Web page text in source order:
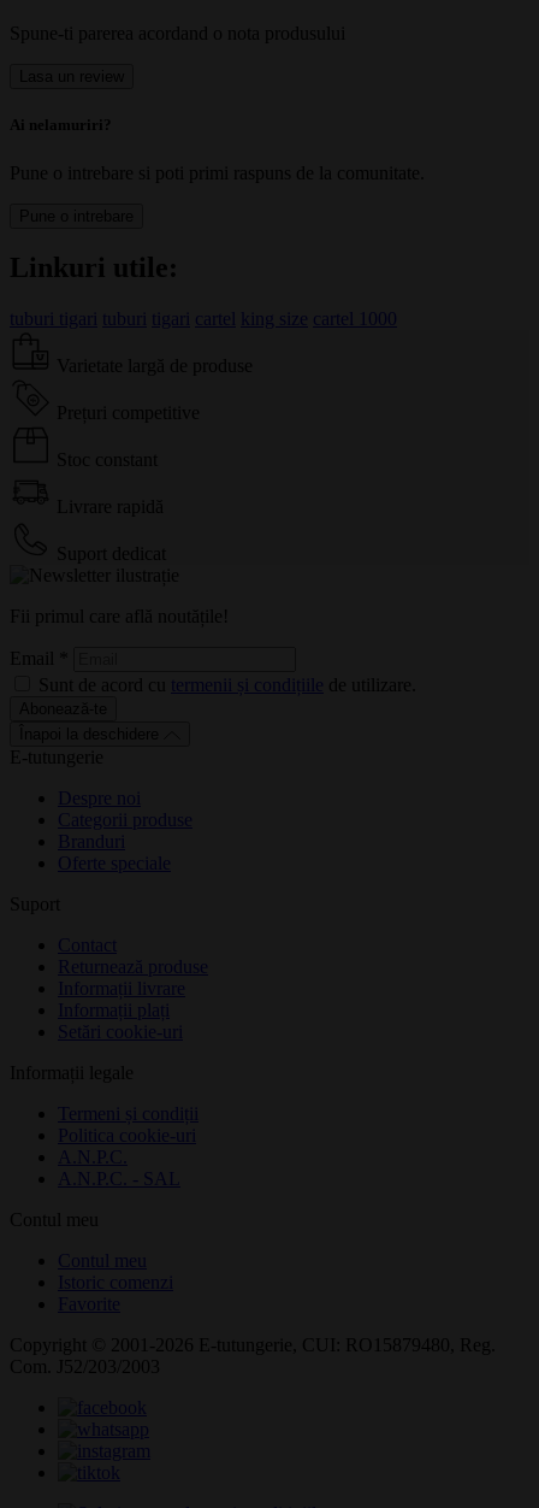
Spune-ti parerea acordand o nota produsului
Ai nelamuriri?
Pune o intrebare si poti primi raspuns de la comunitate.
Linkuri utile:
tuburi tigari tuburi tigari cartel king size cartel 1000
Varietate largă de produse
Prețuri competitive
Stoc constant
Livrare rapidă
Suport dedicat
Fii primul care află noutățile!
Email
Sunt de acord cu termenii și condițiile de utilizare.
E-tutungerie
Despre noi
Categorii produse
Branduri
Oferte speciale
Suport
Contact
Returnează produse
Informații livrare
Informații plați
Setări cookie-uri
Informații legale
Termeni și condiții
Politica cookie-uri
A.N.P.C.
A.N.P.C. - SAL
Contul meu
Contul meu
Istoric comenzi
Favorite
Copyright © 2001-2026 E-tutungerie, CUI: RO15879480, Reg.
Com. J52/203/2003